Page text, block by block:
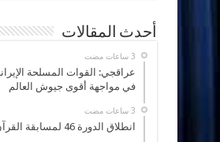
أحدث المقالات
عراقجي: القوات المسلحة
في مواجهة أقوى جيوش العالم
انطلاق الدورة 46 لمسابقة القرآن الدولية في مكة